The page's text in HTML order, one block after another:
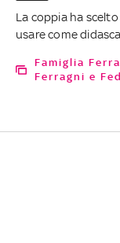
La coppia ha
usare come
Famiglia Ferragnez: dalla storia di Chiara
Ferragni e